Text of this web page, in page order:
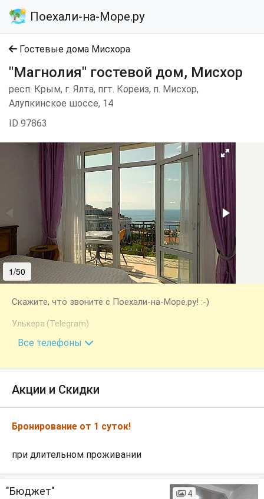
Поехали-на-Море.ру
Гостевые дома Мисхора
"Магнолия" гостевой дом, Мисхор
респ. Крым, г. Ялта, пгт. Кореиз, п. Мисхор,
Алупкинское шоссе, 14
ID 97863
1/50
Скажите, что звоните с Поехали-на-Море.ру! :-)
Улькера (Telegram)
+7 (978) 756-88-84
Все телефоны
Акции и Скидки
Бронирование от 1 суток!
при длительном проживании
"Бюджет" 4